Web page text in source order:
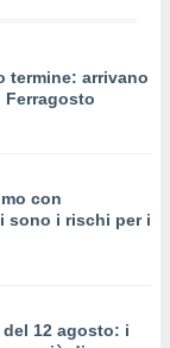
termine: arrivano
Ferragosto
con
sono i rischi per i
12 agosto: i